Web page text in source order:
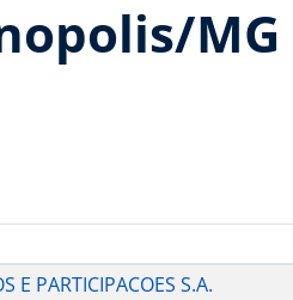
MG
E PARTICIPACOES S.A.